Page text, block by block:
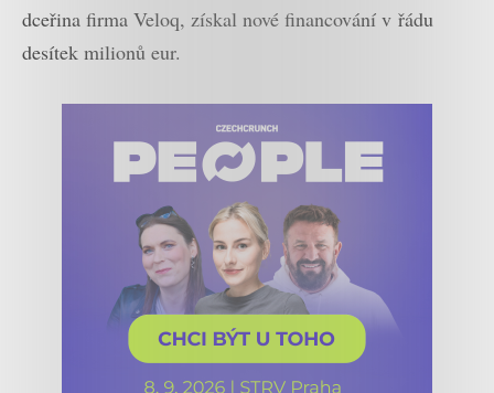
dceřina firma Veloq, získal nové financování v řádu
desítek milionů eur.